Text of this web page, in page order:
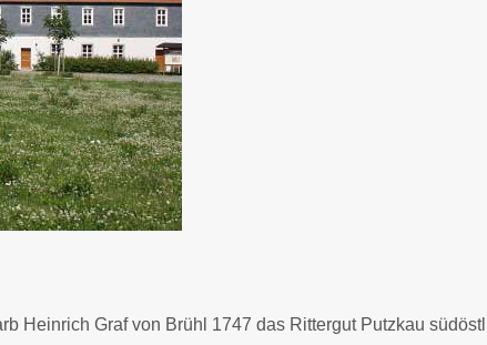
Heinrich Graf von Brühl 1747 das Rittergut Putzkau